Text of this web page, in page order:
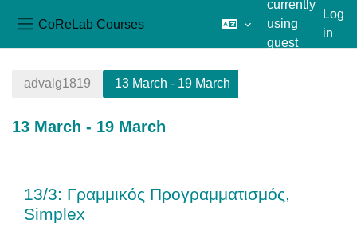
CoReLab Courses
currently
using
guest
Log
in
advalg1819 13 March - 19 March
13 March - 19 March
13/3: Γραμμικός Προγραμματισμός,
Simplex